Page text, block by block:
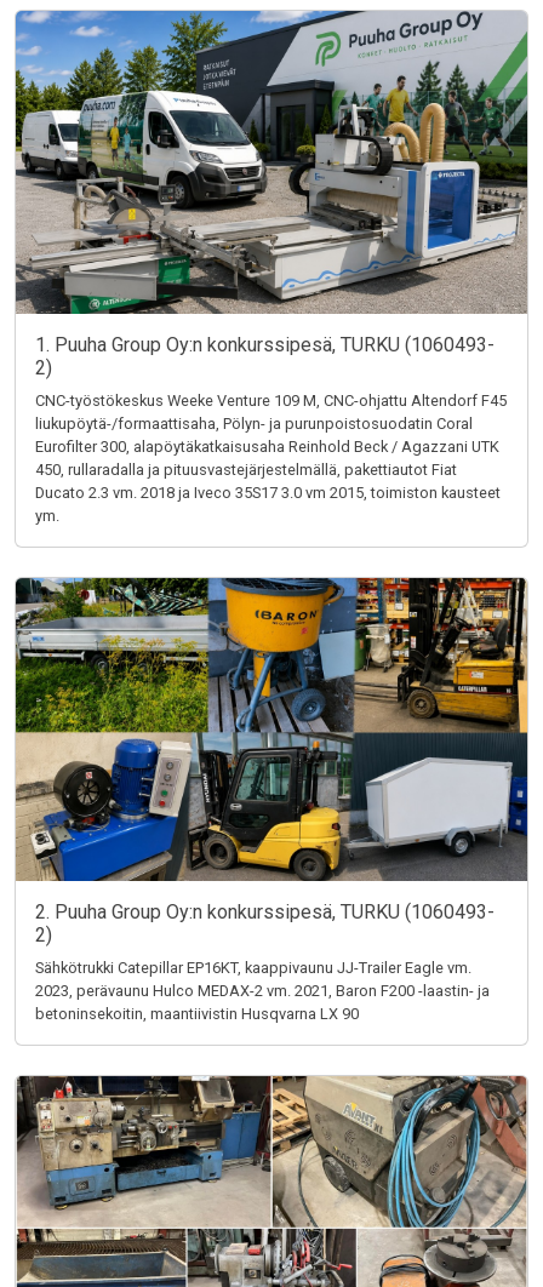
1. Puuha Group Oy:n konkurssipesä, TURKU (1060493-
2)
CNC-työstökeskus Weeke Venture 109 M, CNC-ohjattu Altendorf F45
liukupöytä-/formaattisaha, Pölyn- ja purunpoistosuodatin Coral
Eurofilter 300, alapöytäkatkaisusaha Reinhold Beck / Agazzani UTK
450, rullaradalla ja pituusvastejärjestelmällä, pakettiautot Fiat
Ducato 2.3 vm. 2018 ja Iveco 35S17 3.0 vm 2015, toimiston kausteet
ym.
2. Puuha Group Oy:n konkurssipesä, TURKU (1060493-
2)
Sähkötrukki Catepillar EP16KT, kaappivaunu JJ-Trailer Eagle vm.
2023, perävaunu Hulco MEDAX-2 vm. 2021, Baron F200 -laastin- ja
betoninsekoitin, maantiivistin Husqvarna LX 90